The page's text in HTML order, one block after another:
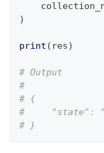
)
print ( res)
# Output
#
# {
#     "state":
# }